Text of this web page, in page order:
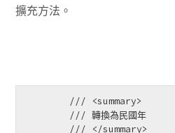
擴充方法。